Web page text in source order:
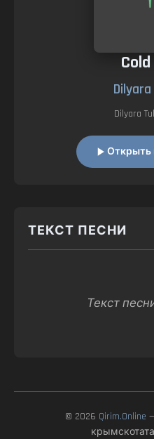
Dilyara
Открыть
ТЕКСТ ПЕСНИ
Текст
© 2026 Qirim.Online